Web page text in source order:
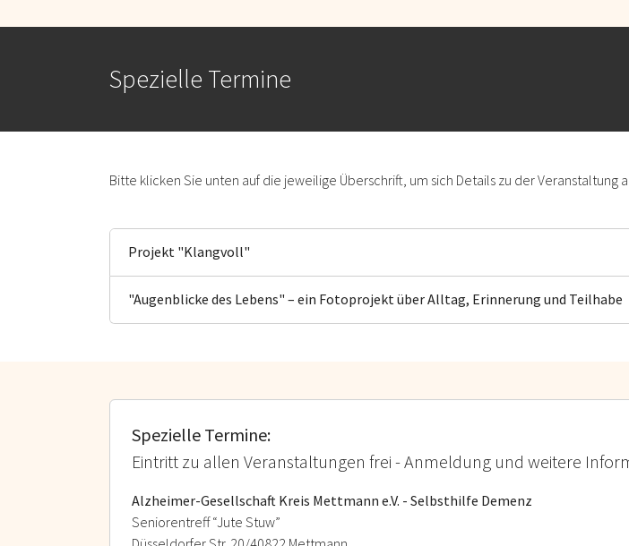
Spezielle Termine
Bitte klicken Sie unten auf die jeweilige Überschrift, um sich Details zu der Veranstaltung
Projekt "Klangvoll"
"Augenblicke des Lebens" – ein Fotoprojekt über Alltag, Erinnerung und Teilhabe
Spezielle Termine:
Eintritt zu allen Veranstaltungen frei - Anmeldung und weitere
Alzheimer-Gesellschaft Kreis Mettmann e.V. - Selbsthilfe Demenz
Seniorentreff “Jute Stuw”